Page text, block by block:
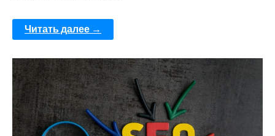
Читать далее →